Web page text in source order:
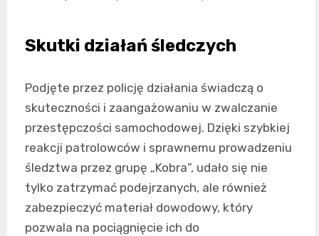
Skutki działań śledczych
Podjęte przez policję działania świadczą o
skuteczności i zaangażowaniu w zwalczanie
przestępczości samochodowej. Dzięki szybkiej
reakcji patrolowców i sprawnemu prowadzeniu
śledztwa przez grupę „Kobra”, udało się nie
tylko zatrzymać podejrzanych, ale również
zabezpieczyć materiał dowodowy, który
pozwala na pociągnięcie ich do